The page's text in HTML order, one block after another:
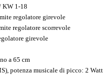
KW 1-18
regolatore girevole
regolatore scorrevole
girevole
a 65 cm
potenza musicale di picco: 2 Watt